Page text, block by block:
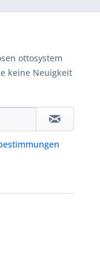
ottosystem
keine Neuigkeit